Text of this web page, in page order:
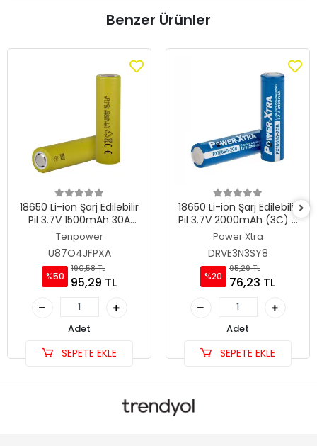
Benzer Ürünler
18650 Li-ion Şarj Edilebilir
Pil 3.7V 1500mAh 30A
High-Drain-20C -
Tenpower ICR18650-15SG
Tenpower
U87O4JFPXA
%50
190,58 TL
95,29 TL
Adet
SEPETE EKLE
18650 Li-ion Şarj Edilebilir
Pil 3.7V 2000mAh (3C) -
Power-Xtra PX18650-20B
Power Xtra
DRVE3N3SY8
%20
95,29 TL
76,23 TL
Adet
SEPETE EKLE